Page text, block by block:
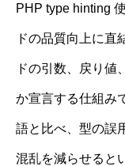
PHP type hinting
ドの品質向上に直
ドの引数、戻り値
か宣言する仕組み
語と比べ、型の誤
混乱を減らせると